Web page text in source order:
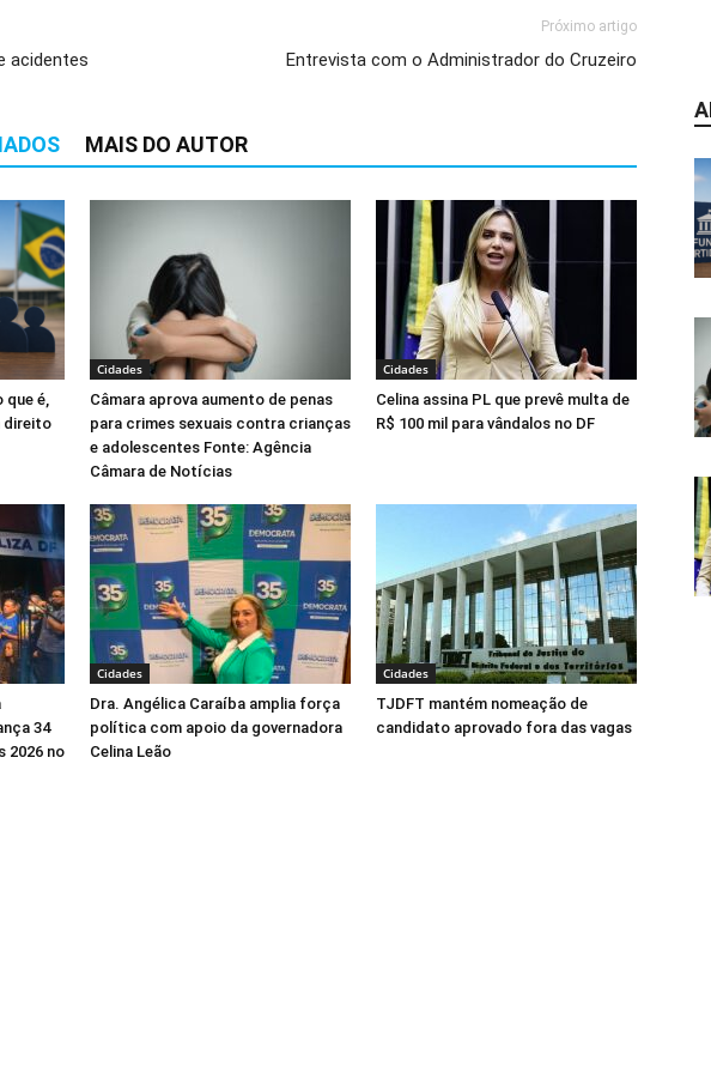
acidentes
Próximo artigo
Entrevista com o Administrador do Cruzeiro
MAIS DO AUTOR
que é,
direito
Cidades
Câmara aprova aumento de penas
para crimes sexuais contra crianças
e adolescentes Fonte: Agência
Câmara de Notícias
Cidades
Celina assina PL que prevê multa de
R$ 100 mil para vândalos no DF
34
2026 no
Cidades
Dra. Angélica Caraíba amplia força
política com apoio da governadora
Celina Leão
Cidades
TJDFT mantém nomeação de
candidato aprovado fora das vagas